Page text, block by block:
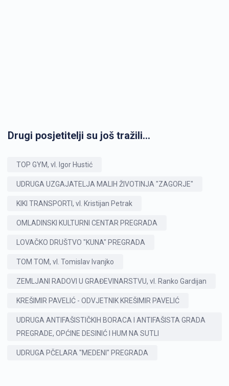
Drugi posjetitelji su još tražili...
TOP GYM, vl. Igor Hustić
UDRUGA UZGAJATELJA MALIH ŽIVOTINJA "ZAGORJE"
KIKI TRANSPORTI, vl. Kristijan Petrak
OMLADINSKI KULTURNI CENTAR PREGRADA
LOVAČKO DRUŠTVO "KUNA" PREGRADA
TOM TOM, vl. Tomislav Ivanjko
ZEMLJANI RADOVI U GRAĐEVINARSTVU, vl. Ranko Gardijan
KREŠIMIR PAVELIĆ - ODVJETNIK KREŠIMIR PAVELIĆ
UDRUGA ANTIFAŠISTIČKIH BORACA I ANTIFAŠISTA GRADA
PREGRADE, OPĆINE DESINIĆ I HUM NA SUTLI
UDRUGA PČELARA "MEDENI" PREGRADA